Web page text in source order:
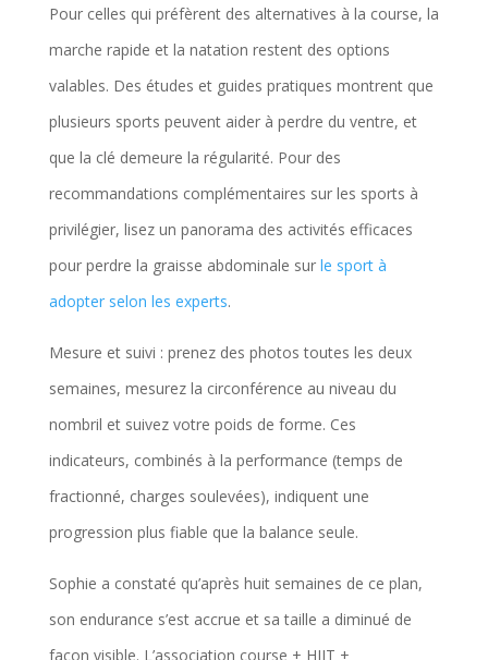
Pour celles qui préfèrent des alternatives à la course, la
marche rapide et la natation restent des options
valables. Des études et guides pratiques montrent que
plusieurs sports peuvent aider à perdre du ventre, et
que la clé demeure la régularité. Pour des
recommandations complémentaires sur les sports à
privilégier, lisez un panorama des activités efficaces
pour perdre la graisse abdominale sur le sport à
adopter selon les experts.
Mesure et suivi : prenez des photos toutes les deux
semaines, mesurez la circonférence au niveau du
nombril et suivez votre poids de forme. Ces
indicateurs, combinés à la performance (temps de
fractionné, charges soulevées), indiquent une
progression plus fiable que la balance seule.
Sophie a constaté qu’après huit semaines de ce plan,
son endurance s’est accrue et sa taille a diminué de
façon visible. L’association course + HIIT +